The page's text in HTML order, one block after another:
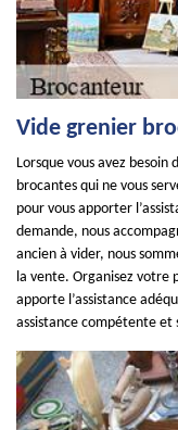
Vide grenier
Lorsque vous avez
brocantes qui ne vous
pour vous apporter
demande, nous
ancien à vider, nous
la vente. Organisez votre
apporte l’assistance
assistance compétente et